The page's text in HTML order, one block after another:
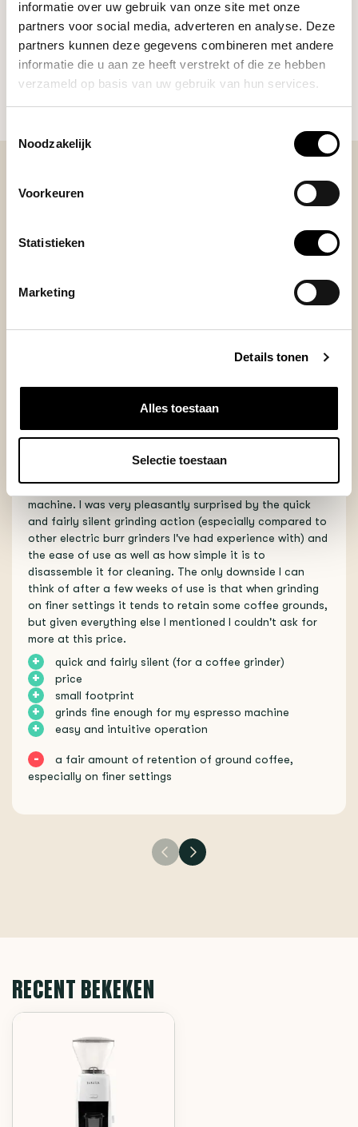
informatie over uw gebruik van onze site met onze
partners voor social media, adverteren en analyse. Deze
partners kunnen deze gegevens combineren met andere
informatie die u aan ze heeft verstrekt of die ze hebben
verzameld op basis van uw gebruik van hun services.
Noodzakelijk
Voorkeuren
Statistieken
Marketing
Details tonen
Alles toestaan
Selectie toestaan
HULP NODIG BIJ JE KEUZE?
Onze koffie-expert helpt je graag verder!
REVIEWS Je beoordeling toevoegen
machine's pressurized basket for a non-pressurized one,
and I realized my hand grinder wasn't up to the task
coffee more than fine enough for my DeLonghi Dedica
and has improved my non-espresso coffee brewing as
and it looks tiny beside an already compact espresso
machine. I was very pleasantly surprised by the quick
and fairly silent grinding action (especially compared to
other electric burr grinders I've had experience with) and
the ease of use as well as how simple it is to
disassemble it for cleaning. The only downside I can
think of after a few weeks of use is that when grinding
on finer settings it tends to retain some coffee grounds,
but given everything else I mentioned I couldn't ask for
more at this price.
+ quick and fairly silent (for a coffee grinder)
+ price
+ small footprint
+ grinds fine enough for my espresso machine
+ easy and intuitive operation
-
a fair amount of retention of ground coffee,
especially on finer settings
RECENT BEKEKEN